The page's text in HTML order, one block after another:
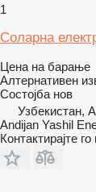
1
Соларна
Цена на барање
Алтернативен
Состојба нов
Узбекистан,
Andijan Yashil
Контактирајте